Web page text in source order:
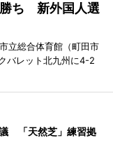
勝ち 新外国人選
立総合体育館（町田市
バレット北九州に4-2
「天然芝」練習拠